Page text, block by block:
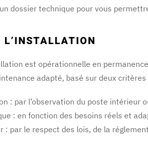
dossier technique pour vous
est opérationnelle en
adapté, basé sur deux
: par l’observation du poste
: en fonction des besoins réels et
: par le respect des lois, de la